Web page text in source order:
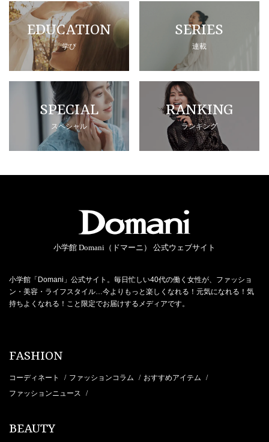
EDUCATION
学び
SERIES
連載
SPECIAL
スペシャル
RANKING
ランキング
小学館 Domani（ドマーニ） 公式ウェブサイト
小学館「Domani」公式サイト。毎日忙しい40代の働く女性が、ファッショ
ン・美容・ライフスタイル…今よりもっと楽しくなれる！元気になれる！気
持ちよくなれる！こと限定でお届けするメディアです。
FASHION
コーディネート / ファッションコラム / おすすめアイテム /
ファッションニュース /
BEAUTY